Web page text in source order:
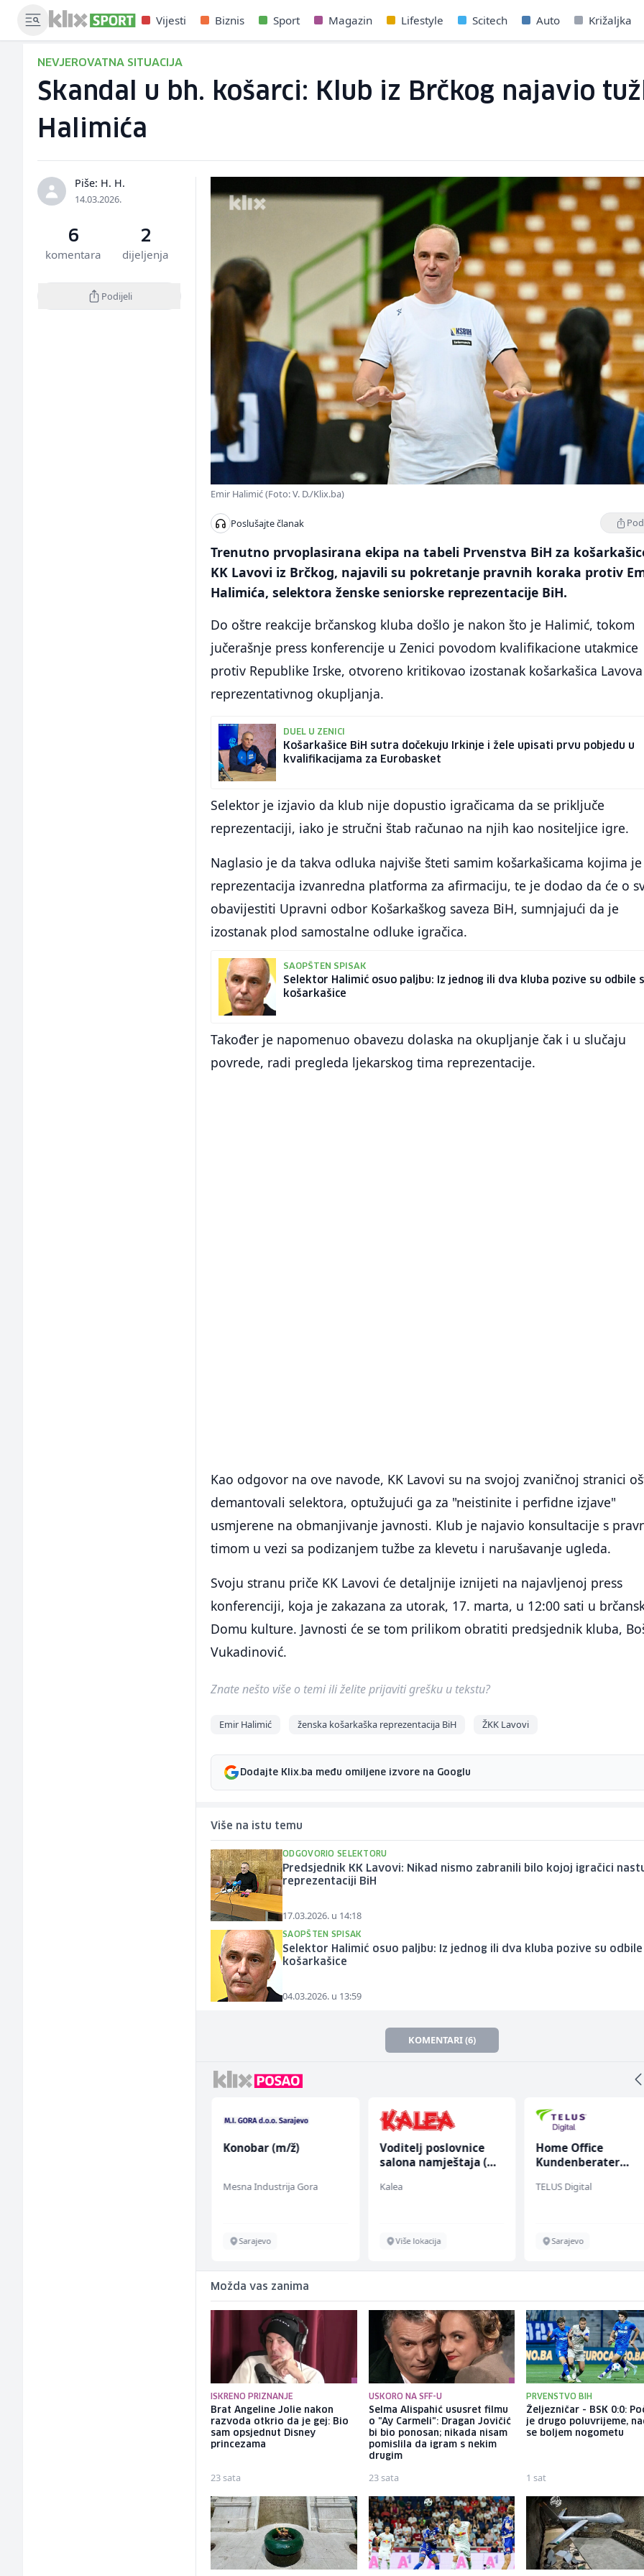
Vijesti Biznis Sport Magazin Lifestyle Scitech Auto Križaljka
NEVJEROVATNA SITUACIJA
Skandal u bh. košarci: Klub iz Brčkog najavio
Halimića
Piše: H. H.
14.03.2026.
6
komentara
2
dijeljenja
Podijeli
Emir Halimić (Foto: V. D./Klix.ba)
Poslušajte članak
Trenutno prvoplasirana ekipa na tabeli Prvenstva BiH za
KK Lavovi iz Brčkog, najavili su pokretanje pravnih koraka protiv
Halimića, selektora ženske seniorske reprezentacije BiH.
Do oštre reakcije brčanskog kluba došlo je nakon što je Halimić, tokom
jučerašnje press konferencije u Zenici povodom kvalifikacione utakmice
protiv Republike Irske, otvoreno kritikovao izostanak košarkašica
reprezentativnog okupljanja.
DUEL U ZENICI
Košarkašice BiH sutra dočekuju Irkinje i žele upisati prvu pobjedu u
kvalifikacijama za Eurobasket
Selektor je izjavio da klub nije dopustio igračicama da se priključe
reprezentaciji, iako je stručni štab računao na njih kao nositeljice igre.
Naglasio je da takva odluka najviše šteti samim košarkašicama kojima je
reprezentacija izvanredna platforma za afirmaciju, te je dodao da će o
obavijestiti Upravni odbor Košarkaškog saveza BiH, sumnjajući da je
izostanak plod samostalne odluke igračica.
SAOPŠTEN SPISAK
Selektor Halimić osuo paljbu: Iz jednog ili dva kluba pozive su odbile
košarkašice
Također je napomenuo obavezu dolaska na okupljanje čak i u slučaju
povrede, radi pregleda ljekarskog tima reprezentacije.
Kao odgovor na ove navode, KK Lavovi su na svojoj zvaničnoj stranici
demantovali selektora, optužujući ga za "neistinite i perfidne izjave"
usmjerene na obmanjivanje javnosti. Klub je najavio konsultacije s
timom u vezi sa podizanjem tužbe za klevetu i narušavanje ugleda.
Svoju stranu priče KK Lavovi će detaljnije iznijeti na najavljenoj press
konferenciji, koja je zakazana za utorak, 17. marta, u 12:00 sati u
Domu kulture. Javnosti će se tom prilikom obratiti predsjednik kluba,
Vukadinović.
Znate nešto više o temi ili želite prijaviti grešku u tekstu?
Emir Halimić ženska košarkaška reprezentacija BiH ŽKK Lavovi
Dodajte Klix.ba među omiljene izvore na Googlu
Više na istu temu
ODGOVORIO SELEKTORU
Predsjednik KK Lavovi: Nikad nismo zabranili bilo kojoj igračici
reprezentaciji BiH
17.03.2026. u 14:18
SAOPŠTEN SPISAK
Selektor Halimić osuo paljbu: Iz jednog ili dva kluba pozive su
košarkašice
04.03.2026. u 13:59
KOMENTARI (6)
Konobar (m/ž)
Mesna Industrija Gora
Sarajevo
Voditelj poslovnice
salona namještaja (m/
Kalea
Više lokacija
Home Office
Kundenberater
TELUS Digital
Sarajevo
Možda vas zanima
ISKRENO PRIZNANJE
Brat Angeline Jolie nakon
razvoda otkrio da je gej: Bio
sam opsjednut Disney
princezama
23 sata
USKORO NA SFF-U
Selma Alispahić ususret filmu
o "Ay Carmeli": Dragan Jovičić
bi bio ponosan; nikada nisam
pomislila da igram s nekim
drugim
23 sata
PRVENSTVO BIH
Željezničar - BSK 0:0:
je drugo poluvrijeme,
se boljem nogometu
1 sat